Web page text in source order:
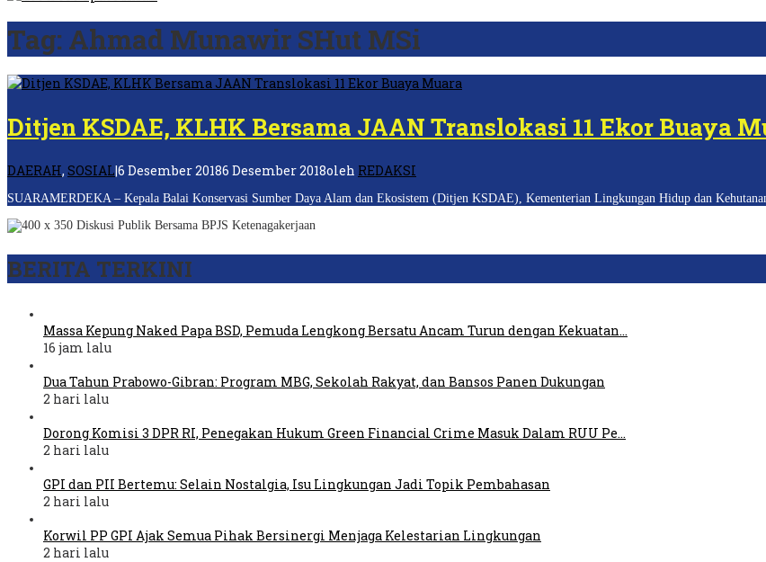
Tag: Ahmad Munawir SHut MSi
Ditjen KSDAE, KLHK Bersama JAAN Translokasi 11 Ekor Buaya
DAERAH, SOSIAL|6 Desember 20186 Desember 2018oleh REDAKSI
SUARAMERDEKA – Kepala Balai Konservasi Sumber Daya Alam dan Ekosistem (Ditjen KSDAE), Kementerian Lingkungan Hidup dan
BERITA TERKINI
Massa Kepung Naked Papa BSD, Pemuda Lengkong Bersatu Ancam Turun dengan Kekuatan…
16 jam lalu
Dua Tahun Prabowo-Gibran: Program MBG, Sekolah Rakyat, dan Bansos Panen Dukungan
2 hari lalu
Dorong Komisi 3 DPR RI, Penegakan Hukum Green Financial Crime Masuk Dalam RUU Pe…
2 hari lalu
GPI dan PII Bertemu: Selain Nostalgia, Isu Lingkungan Jadi Topik Pembahasan
2 hari lalu
Korwil PP GPI Ajak Semua Pihak Bersinergi Menjaga Kelestarian Lingkungan
2 hari lalu